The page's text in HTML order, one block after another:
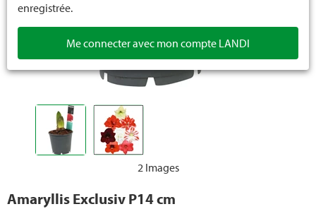
2 Images
Amaryllis Exclusiv P14 cm
Plantes artificielles
enregistrée.
Me connecter avec mon compte LANDI